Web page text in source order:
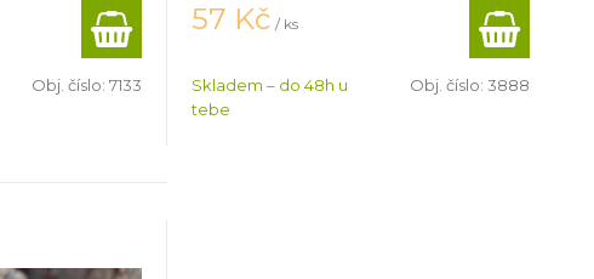
Obj. číslo: 7133
57 Kč / ks
Skladem – do 48h u
tebe
Obj. číslo: 3888